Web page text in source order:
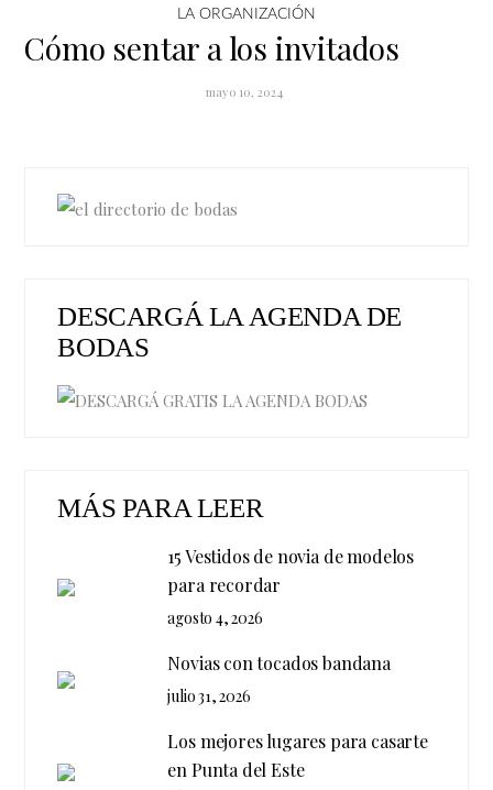
LA ORGANIZACIÓN
Cómo sentar a los invitados
mayo 10, 2024
DESCARGÁ LA AGENDA DE
BODAS
MÁS PARA LEER
15 Vestidos de novia de modelos
para recordar
agosto 4, 2026
Novias con tocados bandana
julio 31, 2026
Los mejores lugares para casarte
en Punta del Este